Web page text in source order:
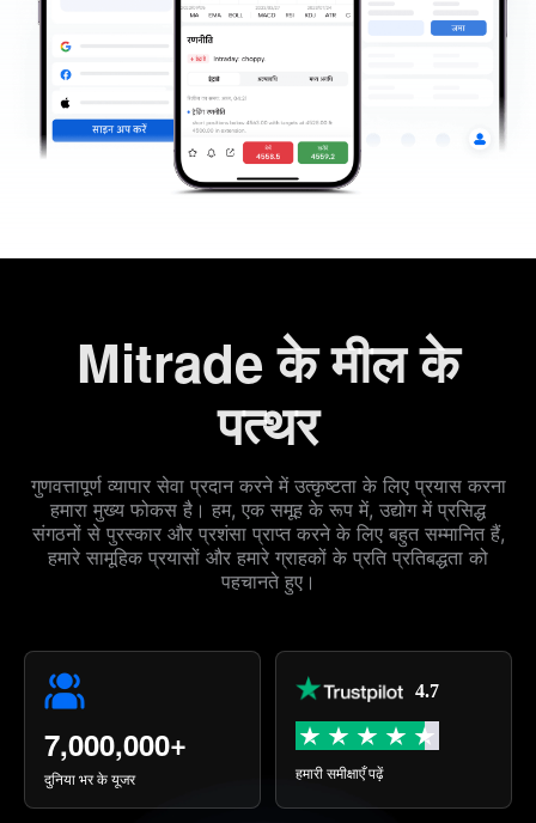
Mitrade के मील के
पत्थर
गुणवत्तापूर्ण व्यापार सेवा प्रदान करने में उत्कृष्टता के लिए प्रयास करना
हमारा मुख्य फोकस है। हम, एक समूह के रूप में, उद्योग में प्रसिद्ध
संगठनों से पुरस्कार और प्रशंसा प्राप्त करने के लिए बहुत सम्मानित हैं,
हमारे सामूहिक प्रयासों और हमारे ग्राहकों के प्रति प्रतिबद्धता को
पहचानते हुए।
7,000,000+
दुनिया भर के यूजर
4.7
हमारी समीक्षाएँ पढ़ें